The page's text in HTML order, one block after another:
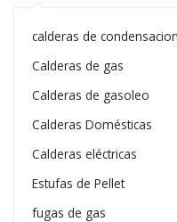
calderas de condensacion
Calderas de gas
Calderas de gasoleo
Calderas Domésticas
Calderas eléctricas
Estufas de Pellet
fugas de gas